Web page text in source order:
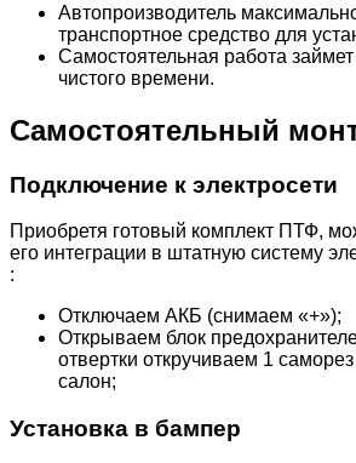
Автопроизводитель
транспортное средство для
Самостоятельная работа
чистого времени.
Самостоятельный
Подключение к электросети
Приобретя готовый комплект ПТФ,
его интеграции в штатную систему
:
Отключаем АКБ (снимаем «+»);
Открываем блок
отвертки откручиваем 1
салон;
Установка в бампер